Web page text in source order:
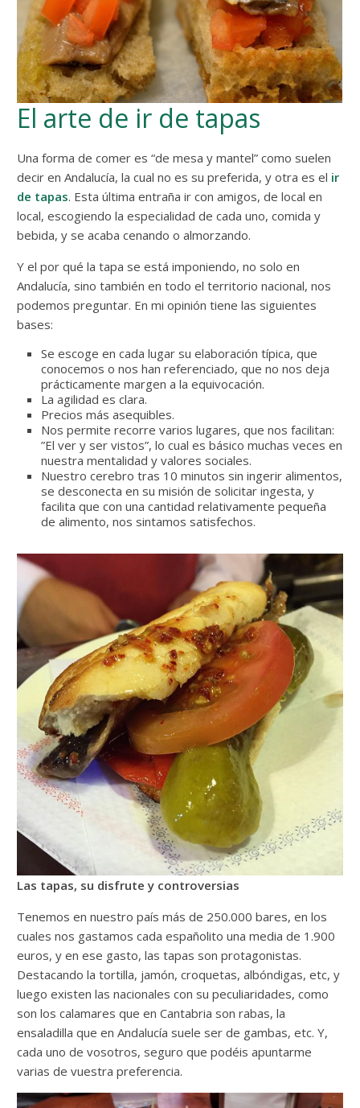
El arte de ir de tapas
Una forma de comer es “de mesa y mantel” como suelen
decir en Andalucía, la cual no es su preferida, y otra es el ir
de tapas. Esta última entraña ir con amigos, de local en
local, escogiendo la especialidad de cada uno, comida y
bebida, y se acaba cenando o almorzando.
Y el por qué la tapa se está imponiendo, no solo en
Andalucía, sino también en todo el territorio nacional, nos
podemos preguntar. En mi opinión tiene las siguientes
bases:
Se escoge en cada lugar su elaboración típica, que
conocemos o nos han referenciado, que no nos deja
prácticamente margen a la equivocación.
La agilidad es clara.
Precios más asequibles.
Nos permite recorre varios lugares, que nos facilitan:
”El ver y ser vistos”, lo cual es básico muchas veces en
nuestra mentalidad y valores sociales.
Nuestro cerebro tras 10 minutos sin ingerir alimentos,
se desconecta en su misión de solicitar ingesta, y
facilita que con una cantidad relativamente pequeña
de alimento, nos sintamos satisfechos.
Las tapas, su disfrute y controversias
Tenemos en nuestro país más de 250.000 bares, en los
cuales nos gastamos cada españolito una media de 1.900
euros, y en ese gasto, las tapas son protagonistas.
Destacando la tortilla, jamón, croquetas, albóndigas, etc, y
luego existen las nacionales con su peculiaridades, como
son los calamares que en Cantabria son rabas, la
ensaladilla que en Andalucía suele ser de gambas, etc. Y,
cada uno de vosotros, seguro que podéis apuntarme
varias de vuestra preferencia.